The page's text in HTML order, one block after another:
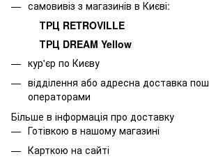
самовивіз з магазинів в Києві:
ТРЦ RETROVILLE
ТРЦ DREAM Yellow
кур'єр по Києву
відділення або адресна доставка
операторами
Більше в інформація про доставку
Готівкою в нашому магазині
Карткою на сайті